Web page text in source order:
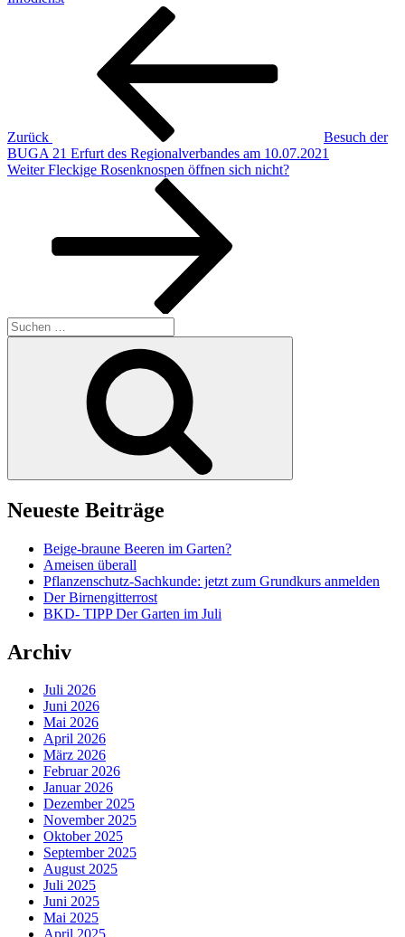
Beitragsnavigation
Zurück
Besuch der
BUGA 21 Erfurt des Regionalverbandes am 10.07.2021
Nächster
Weiter Fleckige Rosenknospen öffnen sich nicht?
Suchen
nach:
Neueste Beiträge
Beige-braune Beeren im Garten?
Ameisen überall
Pflanzenschutz-Sachkunde: jetzt zum Grundkurs anmelden
Der Birnengitterrost
BKD- TIPP Der Garten im Juli
Archiv
Juli 2026
Juni 2026
Mai 2026
April 2026
März 2026
Februar 2026
Januar 2026
Dezember 2025
November 2025
Oktober 2025
September 2025
August 2025
Juli 2025
Juni 2025
Mai 2025